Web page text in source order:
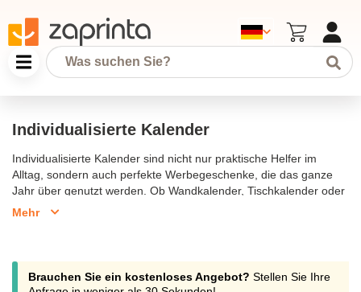
Individualisierte Kalender
Individualisierte Kalender sind nicht nur praktische Helfer im
Alltag, sondern auch perfekte Werbegeschenke, die das ganze
Jahr über genutzt werden. Ob Wandkalender, Tischkalender oder
Taschenkalender – unsere Kalender können individuell mit Ihrem
Erinnerung zu rufen. Diese personalisierten Kalender sind perfekt
für Büros, Haushalte oder als Geschenke für Kunden und
Mehr
Brauchen Sie ein kostenloses Angebot? Stellen Sie Ihre